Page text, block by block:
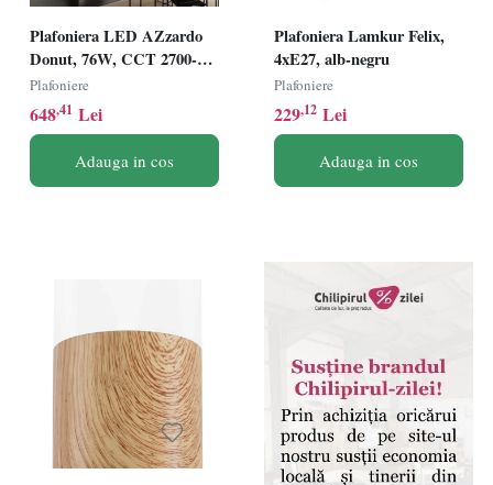
Plafoniera LED AZzardo
Donut, 76W, CCT 2700-
6000K, alb, dimabil,
telecomanda
Plafoniere
648,41 Lei
Adauga in cos
Plafoniera Lamkur Felix,
4xE27, alb-negru
Plafoniere
229,12 Lei
Adauga in cos